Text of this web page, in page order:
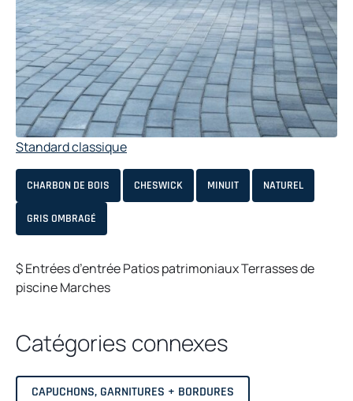
Standard classique
CHARBON DE BOIS CHESWICK MINUIT NATUREL
GRIS OMBRAGÉ
$Entréesd’entrée Patios patrimoniauxTerrasses de
piscineMarches
Catégories connexes
CAPUCHONS, GARNITURES + BORDURES